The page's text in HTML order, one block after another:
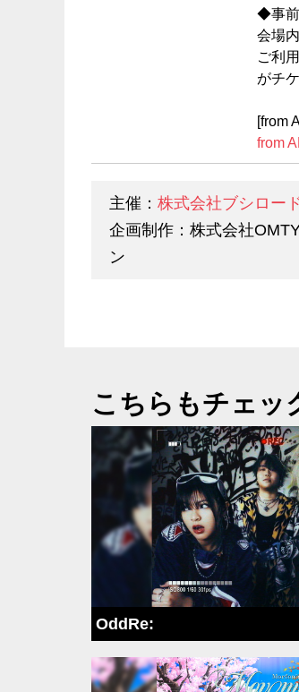
◆事前
会場
ご利
がチ
[from
from
主催： 株式会社ブシロー
企画制作：株式会社
ン
こちらもチェッ
OddRe: